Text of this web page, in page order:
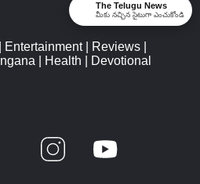
Entertainment| Reviews
Health Devotional
The Telugu News
మీకు నచ్చిన సైటుగా ఎంచుకోండి